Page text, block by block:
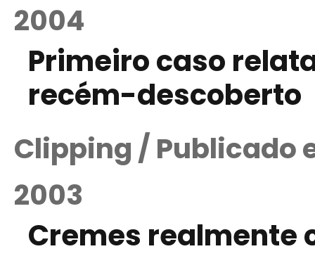
2004
Primeiro caso
recém-descoberto
Clipping / Publicado
2003
Cremes realmente